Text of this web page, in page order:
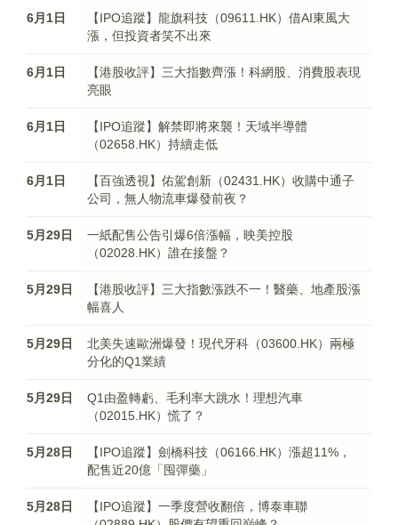
6月1日
【IPO追蹤】龍旗科技（09611.HK）借AI東風大
漲，但投資者笑不出來
6月1日
【港股收評】三大指數齊漲！科網股、消費股表現
亮眼
6月1日
【IPO追蹤】解禁即將來襲！天域半導體
（02658.HK）持續走低
6月1日
【百強透視】佑駕創新（02431.HK）收購中通子
公司，無人物流車爆發前夜？
5月29日
一紙配售公告引爆6倍漲幅，映美控股
（02028.HK）誰在接盤？
5月29日
【港股收評】三大指數漲跌不一！醫藥、地產股漲
幅喜人
5月29日
北美失速歐洲爆發！現代牙科（03600.HK）兩極
分化的Q1業績
5月29日
Q1由盈轉虧、毛利率大跳水！理想汽車
（02015.HK）慌了？
5月28日
【IPO追蹤】劍橋科技（06166.HK）漲超11%，
配售近20億「囤彈藥」
5月28日
【IPO追蹤】一季度營收翻倍，博泰車聯